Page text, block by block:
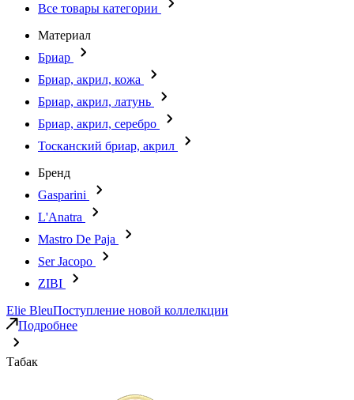
Все товары категории
Материал
Бриар
Бриар, акрил, кожа
Бриар, акрил, латунь
Бриар, акрил, серебро
Тосканский бриар, акрил
Бренд
Gasparini
L'Anatra
Mastro De Paja
Ser Jacopo
ZIBI
Elie BleuПоступление новой коллелкции
Подробнее
Табак